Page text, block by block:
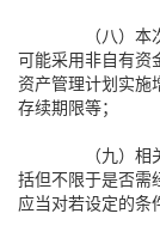
（八）
可能采用非自有资
资产管理计划实施
存续期限等；
（九）
括但不限于是否需
应当对若设定的条